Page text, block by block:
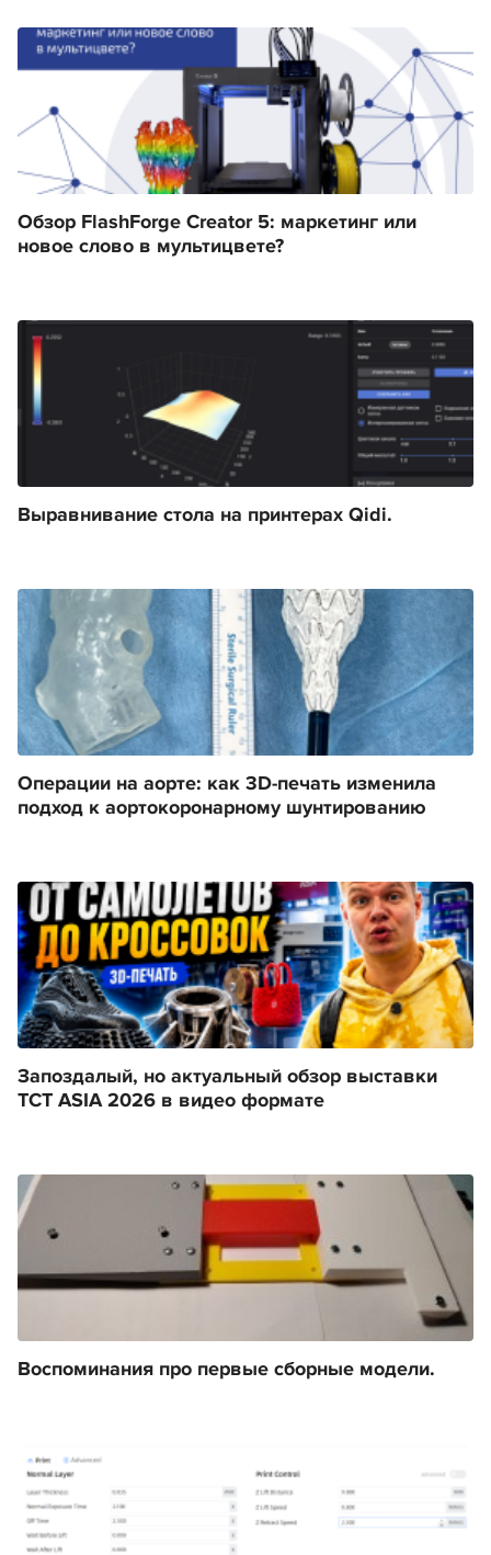
Обзор FlashForge Creator 5: маркетинг или
новое слово в мультицвете?
Выравнивание стола на принтерах Qidi.
Операции на аорте: как 3D-печать изменила
подход к аортокоронарному шунтированию
Запоздалый, но актуальный обзор выставки
TCT ASIA 2026 в видео формате
Воспоминания про первые сборные модели.